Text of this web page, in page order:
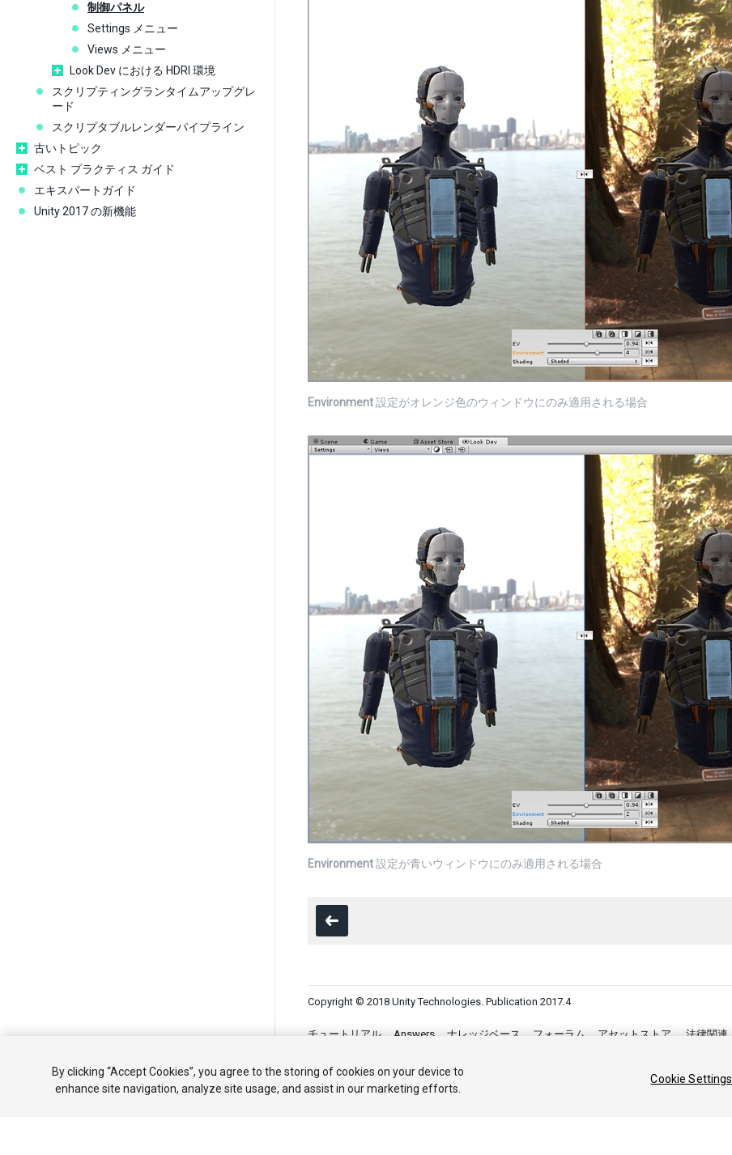
制御パネル
Settings メニュー
Views メニュー
Look Dev における HDRI 環境
スクリプティングランタイムアップグレ
ード
スクリプタブルレンダーパイプライン
古いトピック
ベスト プラクティス ガイド
エキスパートガイド
Unity 2017 の新機能
Environment設定がオレンジ色のウィンドウにのみ適用される場合
Environment設定が青いウィンドウにのみ適用される場合
Copyright © 2018 Unity Technologies. Publication 2017.4
チュートリアル Answers ナレッジベース フォーラム アセットストア 法律関連
共有しない Your Privacy Choices (Cookie Settings)
By clicking “Accept Cookies”, you agree to the storing of cookies on your device to
enhance site navigation, analyze site usage, and assist in our marketing efforts.
Cookie Settings